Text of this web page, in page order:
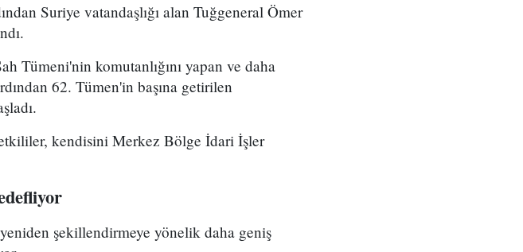
Suriye vatandaşlığı alan Tuğgeneral Ömer
Tümeni'nin komutanlığını yapan ve daha
62. Tümen'in başına getirilen
kendisini Merkez Bölge İdari İşler
şekillendirmeye yönelik daha geniş